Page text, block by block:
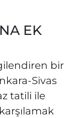
EK
bir
Sivas
tatili ile